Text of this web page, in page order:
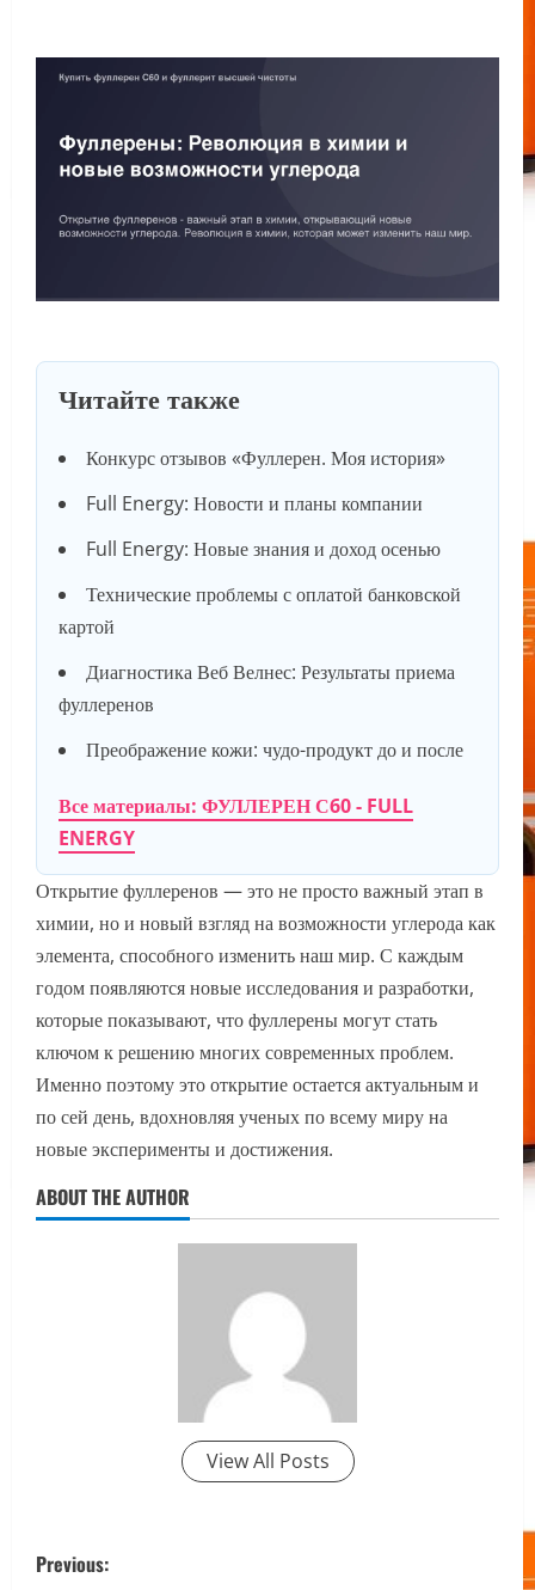
Читайте также
Конкурс отзывов «Фуллерен. Моя история»
Full Energy: Новости и планы компании
Full Energy: Новые знания и доход осенью
Технические проблемы с оплатой банковской
картой
Диагностика Веб Велнес: Результаты приема
фуллеренов
Преображение кожи: чудо-продукт до и после
Все материалы: ФУЛЛЕРЕН С60 - FULL
ENERGY
Открытие фуллеренов — это не просто важный этап в
химии, но и новый взгляд на возможности углерода как
элемента, способного изменить наш мир. С каждым
годом появляются новые исследования и разработки,
которые показывают, что фуллерены могут стать
ключом к решению многих современных проблем.
Именно поэтому это открытие остается актуальным и
по сей день, вдохновляя ученых по всему миру на
новые эксперименты и достижения.
ABOUT THE AUTHOR
View All Posts
P
Previous: